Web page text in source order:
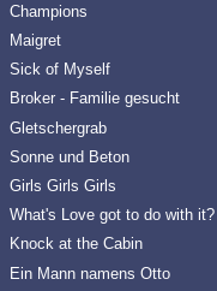
Champions
Maigret
Sick of Myself
Broker - Familie gesucht
Gletschergrab
Sonne und Beton
Girls Girls Girls
What's Love got to do with
Knock at the Cabin
Ein Mann namens Otto